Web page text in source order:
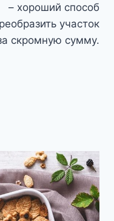
– хороший способ
участок
скромную сумму.